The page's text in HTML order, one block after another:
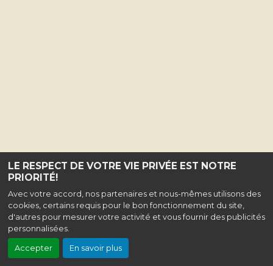
LE RESPECT DE VOTRE VIE PRIVÉE EST NOTRE
PRIORITÉ!
Avec votre accord, nos partenaires et nous-mêmes utilisons des
cookies, certains requis pour le bon fonctionnement du site,
d'autres pour mesurer votre activité et vous fournir des publicités
personnalisées.
Accepter En savoir plus